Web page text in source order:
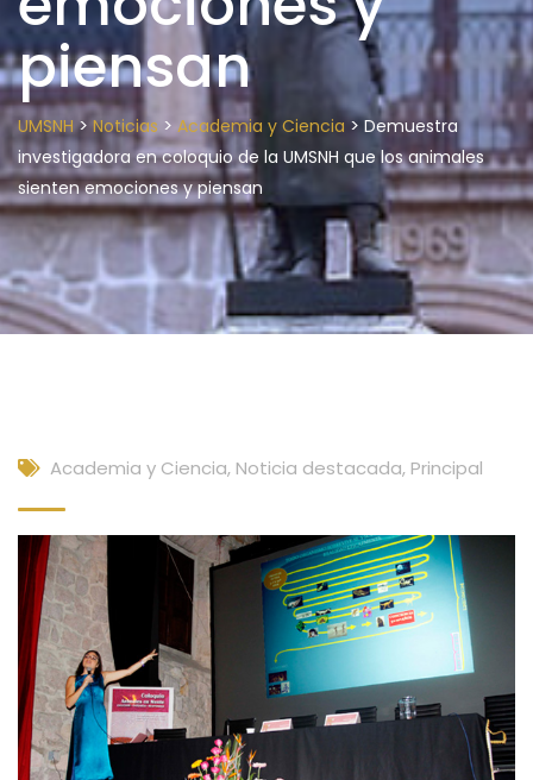
piensan
UMSNH> Noticias > Academia y Ciencia >Demuestra
investigadora en coloquio de la UMSNH que los animales
sienten emociones y piensan
Academia y Ciencia, Noticia destacada, Principal